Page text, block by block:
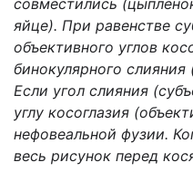
совместились
яйце). При равенстве
объективного углов
бинокулярного
Если угол слияния
углу косоглазия
нефовеальной фузии.
весь рисунок перед